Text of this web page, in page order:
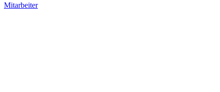
Mitarbeiter